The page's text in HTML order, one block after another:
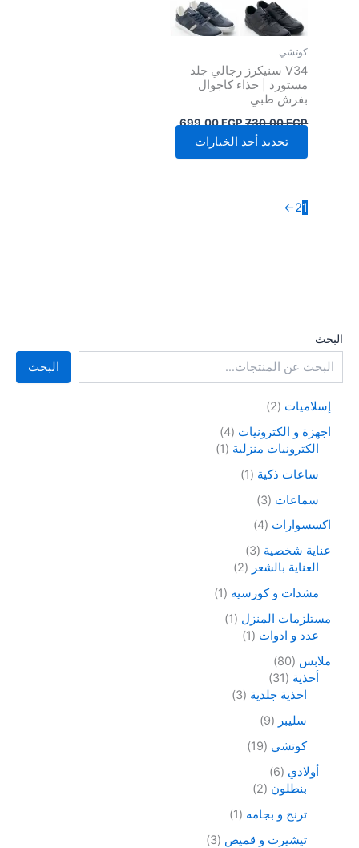
البحث
البحث
إسلاميات
2
اجهزة و الكترونيات 4
الكترونيات منزلية
1
ساعات ذكية
1
سماعات
3
اكسسوارات 4
عناية شخصية
3
العناية بالشعر
2
مشدات و كورسيه
1
مستلزمات المنزل
1
عدد و ادوات
1
ملابس 80
أحذية
31
احذية جلدية
3
سليبر
9
كوتشي
19
أولادي
6
بنطلون
2
ترنج و بجامه
1
تيشيرت و قميص
3
كوتشي
V34 سنيكرز رجالي جلد
مستورد | حذاء كاجوال
بفرش طبي
730,00EGP
699,00EGP
تحديد أحد الخيارات
يمكن
1
2
←